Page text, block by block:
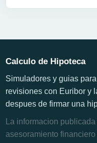
Calculo de Hipoteca
Simuladores y guias
revisiones con Euribor y
despues de firmar una
La informacion
asesoramiento